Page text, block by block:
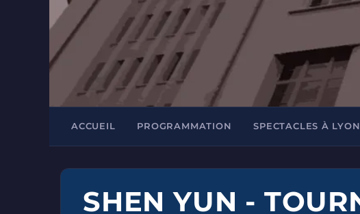
ACCUEIL PROGRAMMATION SPECTACLES À LYON
SHEN YUN -